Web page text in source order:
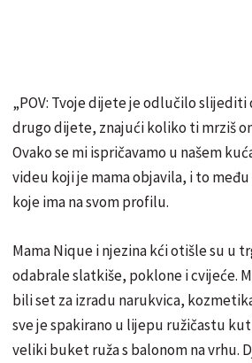
„POV: Tvoje dijete je odlučilo slijediti
drugo dijete, znajući koliko ti mrziš
Ovako se mi ispričavamo u našem
videu koji je mama objavila, i to
koje ima na svom profilu.
Mama Nique i njezina kći otišle su u
odabrale slatkiše, poklone i cvijeće.
bili set za izradu narukvica,
sve je spakirano u lijepu ružičastu
veliki buket ruža s balonom na vrhu.